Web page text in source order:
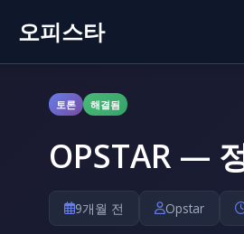
오피스타
토론 해결됨
OPSTAR —
9개월 전 Opstar